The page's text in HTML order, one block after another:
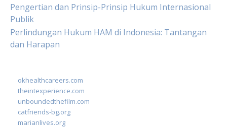
Pengertian dan Prinsip-Prinsip Hukum Internasional
Publik
Perlindungan Hukum HAM di Indonesia: Tantangan
dan Harapan
okhealthcareers.com
theintexperience.com
unboundedthefilm.com
catfriends-bg.org
marianlives.org